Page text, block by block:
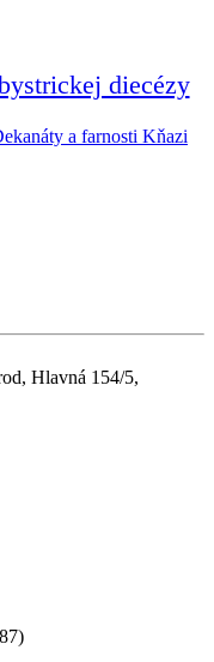
diecézy
a farnosti Kňazi
Hlavná 154/5,